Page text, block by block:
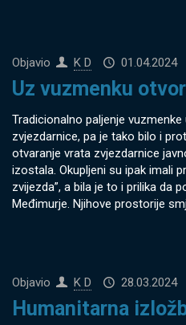
Objavio K D 01.04.2024
Uz vuzmenku
Tradicionalno paljenje
zvjezdarnice, pa je tako bilo i
otvaranje vrata zvjezdarnice
izostala. Okupljeni su ipak imali
zvijezda”, a bila je to i prilika da
Međimurje. Njihove prostorije
Objavio K D 28.03.2024
Humanitarna